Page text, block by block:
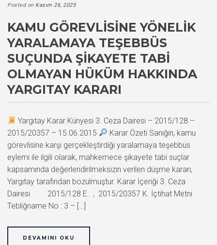
Posted on Kasım 26, 2025
KAMU GÖREVLISINE YÖNELIK
YARALAMAYA TEŞEBBÜS
SUÇUNDA ŞIKAYETE TABI
OLMAYAN HÜKÜM HAKKINDA
YARGITAY KARARI
Yargıtay Karar Künyesi 3. Ceza Dairesi – 2015/128 –
2015/20357 – 15.06.2015
Karar Özeti Sanığın, kamu
görevlisine karşı gerçekleştirdiği yaralamaya teşebbüs
eylemi ile ilgili olarak, mahkemece şikayete tabi suçlar
kapsamında değerlendirilmeksizin verilen düşme kararı,
Yargıtay tarafından bozulmuştur. Karar İçeriği 3. Ceza
Dairesi 2015/128 E. , 2015/20357 K. İçtihat Metni
Tebliğname No : 3 – […]
DEVAMINI OKU